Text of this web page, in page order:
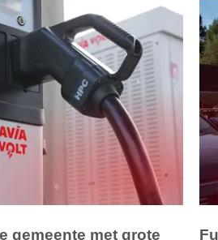
gemeente met grote